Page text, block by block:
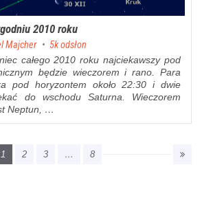
2010 roku
Majcher 5k odsłon
całego 2010 roku najciekawszy pod
będzie wieczorem i rano. Para
pod horyzontem około 22:30 i dwie
do wschodu Saturna. Wieczorem
Neptun, …
1 2 3 … 8